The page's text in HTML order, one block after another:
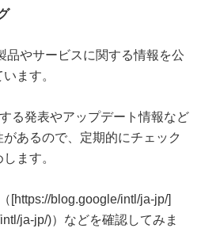
品やサービスに関する情報を公
ます。
る発表やアップデート情報など
あるので、定期的にチェック
ます。
[https://blog.google/intl/ja-jp/]
ja-jp/)）などを確認してみま